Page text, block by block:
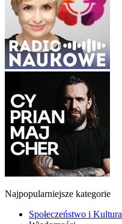
Najpopularniejsze kategorie
Społeczeństwo i Kultura